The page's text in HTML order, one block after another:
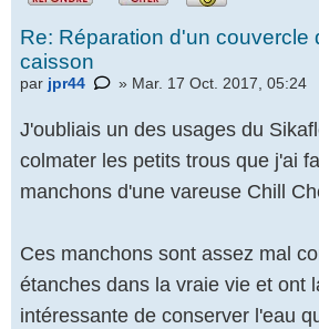
Re: Réparation d'un couvercle
caisson
par jpr44 » Mar. 17 Oct. 2017, 05:24
J'oubliais un des usages du
colmater les petits trous que j'ai
manchons d'une vareuse Chill
Ces manchons sont assez mal
étanches dans la vraie vie et ont
intéressante de conserver l'eau